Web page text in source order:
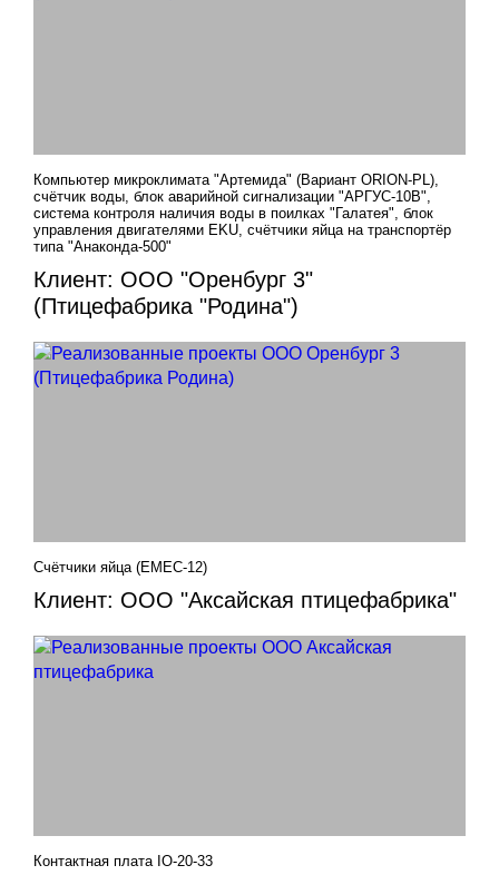
Клиент: ООО "Оренбург 3"
(Птицефабрика "Родина")
Компьютер микроклимата "Артемида" (Вариант ORION-PL),
счётчик воды, блок аварийной сигнализации "АРГУС-10В",
система контроля наличия воды в поилках "Галатея", блок
управления двигателями EKU, счётчики яйца на транспортёр
типа "Анаконда-500"
Клиент: ООО "Аксайская птицефабрика"
Счётчики яйца (EMEC-12)
Контактная плата IO-20-33